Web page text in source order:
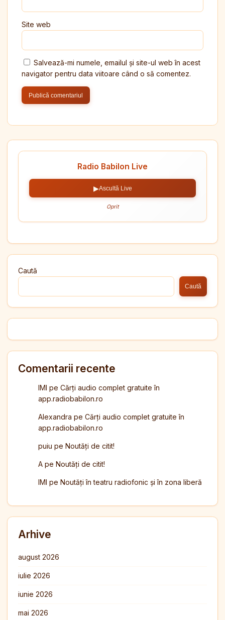
Site web
Salvează-mi numele, emailul și site-ul web în acest
navigator pentru data viitoare când o să comentez.
Radio Babilon Live
▶Ascultă Live
Oprit
Caută
Caută
Comentarii recente
IMI pe Cărți audio complet gratuite în
app.radiobabilon.ro
Alexandra pe Cărți audio complet gratuite în
app.radiobabilon.ro
puiu pe Noutăți de citit!
A pe Noutăți de citit!
IMI pe Noutăți în teatru radiofonic și în zona liberă
Arhive
august 2026
iulie 2026
iunie 2026
mai 2026